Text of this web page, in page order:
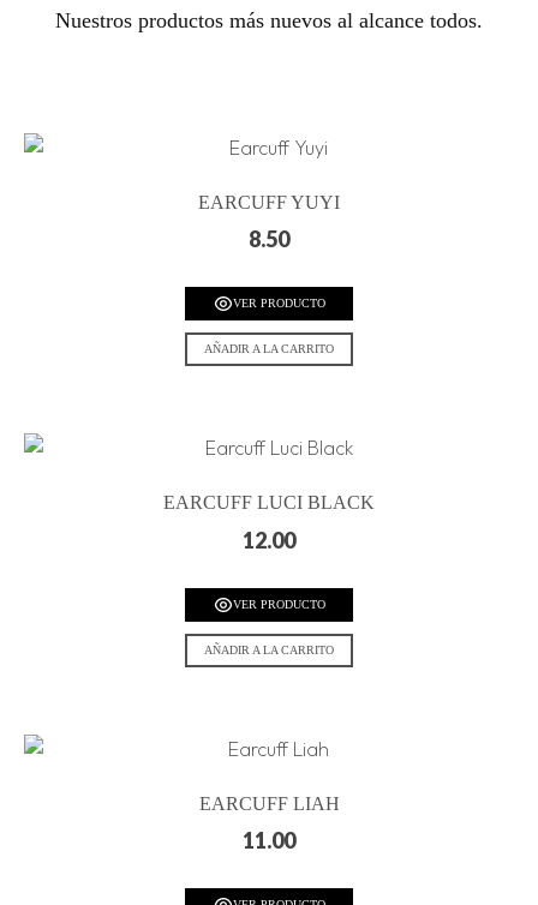
Nuestros productos más nuevos al alcance todos.
EARCUFF YUYI
8.50
VER PRODUCTO
AÑADIR A LA CARRITO
EARCUFF LUCI BLACK
12.00
VER PRODUCTO
AÑADIR A LA CARRITO
EARCUFF LIAH
11.00